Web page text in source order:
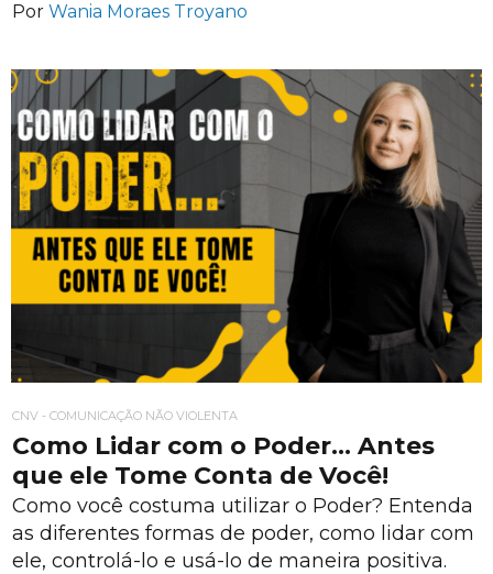
Por Wania Moraes Troyano
CNV - COMUNICAÇÃO NÃO VIOLENTA
Como Lidar com o Poder… Antes
que ele Tome Conta de Você!
Como você costuma utilizar o Poder? Entenda
as diferentes formas de poder, como lidar com
ele, controlá-lo e usá-lo de maneira positiva.